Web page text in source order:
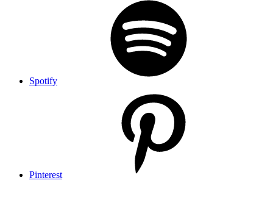
Spotify
Pinterest